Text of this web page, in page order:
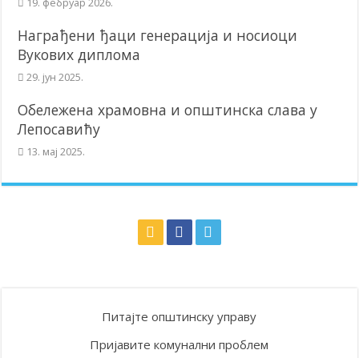
Награђени ђаци генерација и носиоци
Вукових диплома
29. јун 2025.
Обележена храмовна и општинска слава у
Лепосавићу
13. мај 2025.
Питајте општинску управу
Пријавите комунални проблем